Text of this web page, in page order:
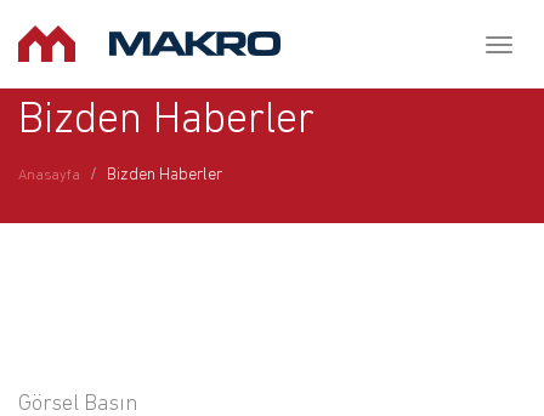
Bizden Haberler
Anasayfa Bizden Haberler
Görsel Basın